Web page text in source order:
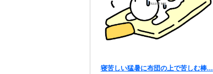
寝苦しい猛暑に布団の上で苦しむ棒...